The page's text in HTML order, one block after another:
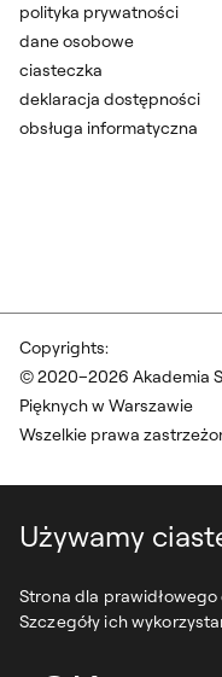
Używamy
Strona dla
Szczegóły ich
Copyrights:
© 2020–2026 Akademia
Pięknych w Warszawie
Wszelkie prawa
polityka prywatności
dane osobowe
ciasteczka
deklaracja dostępności
obsługa informatyczna